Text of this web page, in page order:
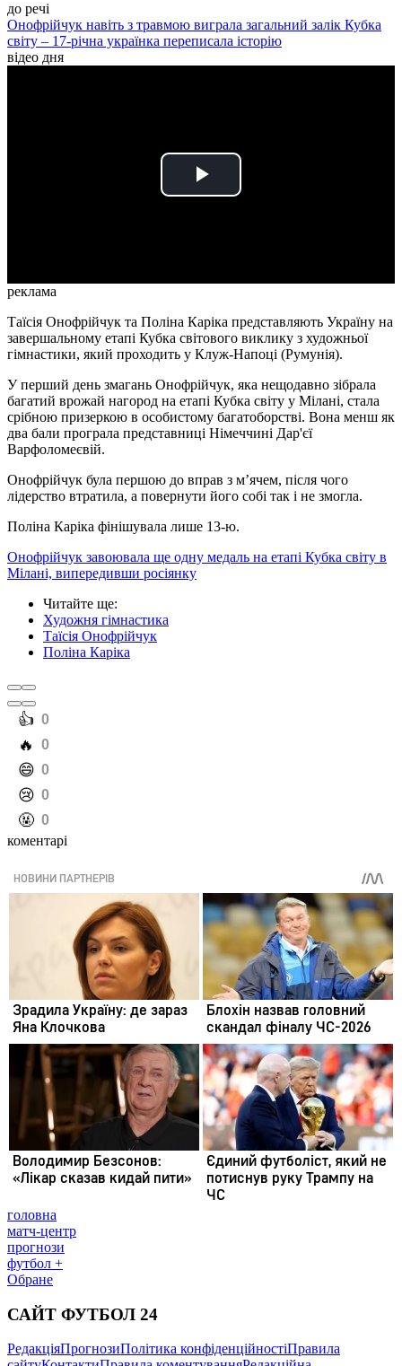
до речі
Онофрійчук навіть з травмою виграла загальний залік Кубка
світу – 17-річна українка переписала історію
відео дня
Play
реклама
Таїсія Онофрійчук та Поліна Каріка представляють Україну на
завершальному етапі Кубка світового виклику з художньої
гімнастики, який проходить у Клуж-Напоці (Румунія).
У перший день змагань Онофрійчук, яка нещодавно зібрала
багатий врожай нагород на етапі Кубка світу у Мілані, стала
срібною призеркою в особистому багатоборстві. Вона менш як
два бали програла представниці Німеччині Дар'єї
Варфоломеєвій.
Онофрійчук була першою до вправ з м’ячем, після чого
лідерство втратила, а повернути його собі так і не змогла.
Поліна Каріка фінішувала лише 13-ю.
Онофрійчук завоювала ще одну медаль на етапі Кубка світу в
Мілані, випередивши росіянку
Читайте ще:
Художня гімнастика
Таїсія Онофрійчук
Поліна Каріка
️👍 0
️🔥 0
️😄 0
️😢 0
️🤬 0
коментарі
головна
матч-центр
прогнози
футбол +
Обране
САЙТ ФУТБОЛ 24
РедакціяПрогнозиПолітика конфіденційностіПравила